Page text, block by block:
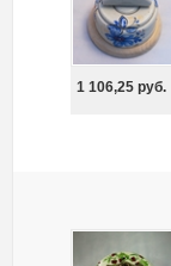
1 106,25 руб.